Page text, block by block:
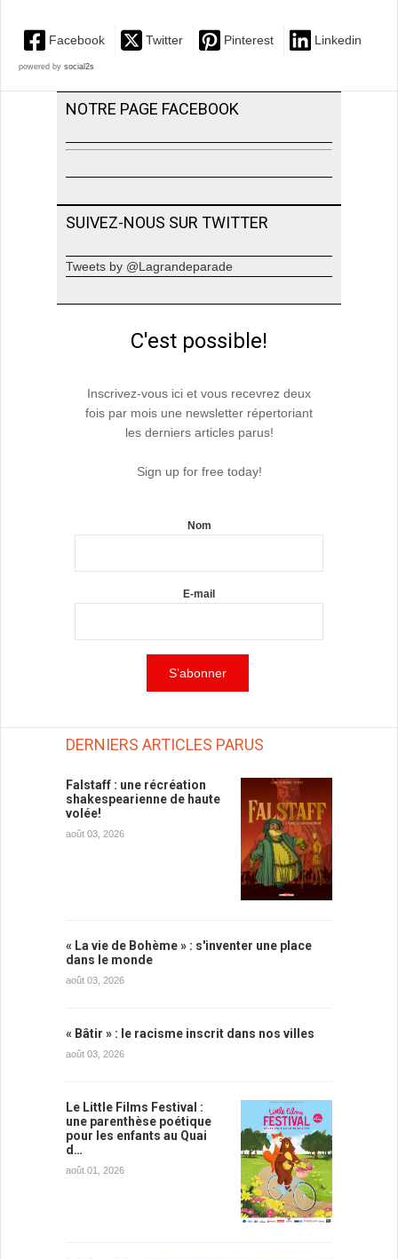
Facebook Twitter Pinterest Linkedin
powered by social2s
NOTRE PAGE FACEBOOK
SUIVEZ-NOUS SUR TWITTER
Tweets by @Lagrandeparade
C'est possible!
Inscrivez-vous ici et vous recevrez deux
fois par mois une newsletter répertoriant
les derniers articles parus!
Sign up for free today!
Nom
E-mail
DERNIERS ARTICLES PARUS
Falstaff : une récréation
shakespearienne de haute
volée!
août 03, 2026
« La vie de Bohème » : s'inventer une place
dans le monde
août 03, 2026
« Bâtir » : le racisme inscrit dans nos villes
août 03, 2026
Le Little Films Festival :
une parenthèse poétique
pour les enfants au Quai
d…
août 01, 2026